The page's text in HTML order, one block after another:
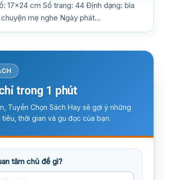
17×24 cm Số trang: 44 Định dạng: bìa
mẹ nghe Ngày phát…
trong 1 phút
Tuyển Chọn Sách Hay sẽ gợi ý những
thời gian và gu đọc của bạn.
tâm chủ đề gì?